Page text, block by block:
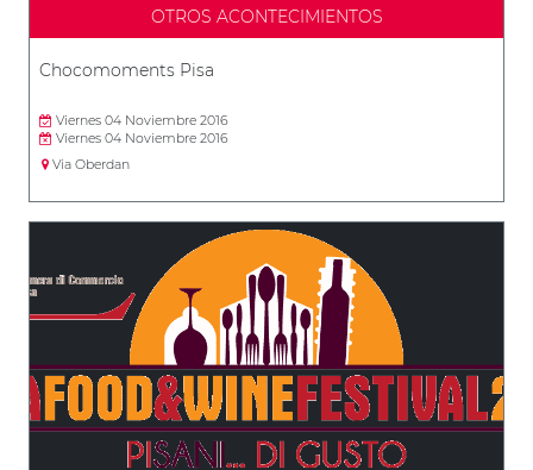
OTROS ACONTECIMIENTOS
Chocomoments Pisa
Viernes 04 Noviembre 2016
Viernes 04 Noviembre 2016
Via Oberdan